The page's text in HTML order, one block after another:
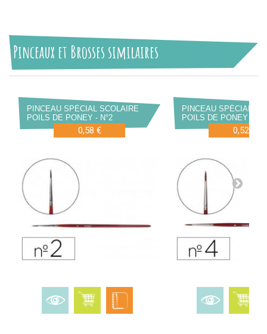
Pinceaux et Brosses similaires
PINCEAU SPÉCIAL SCOLAIRE
POILS DE PONEY - N°2
0,58 €
PINCEAU SPÉCIAL
POILS DE PONEY - N°4
0,52 €